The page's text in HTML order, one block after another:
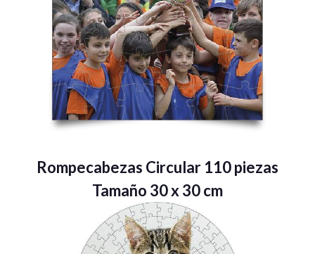
Rompecabezas Circular 110 piezas
Tamaño 30 x 30 cm